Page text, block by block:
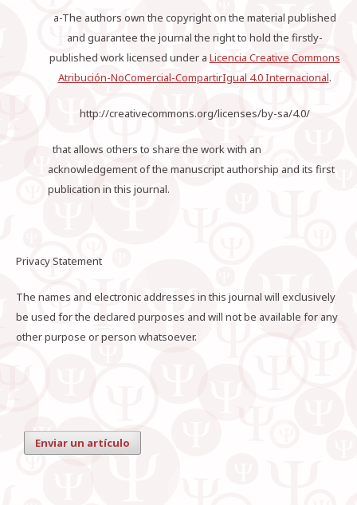
a-The authors own the copyright on the material published
and guarantee the journal the right to hold the firstly-
published work licensed under a Licencia Creative Commons
Atribución-NoComercial-CompartirIgual 4.0 Internacional.
http://creativecommons.org/licenses/by-sa/4.0/
that allows others to share the work with an
acknowledgement of the manuscript authorship and its first
publication in this journal.
Privacy Statement
The names and electronic addresses in this journal will exclusively
be used for the declared purposes and will not be available for any
other purpose or person whatsoever.
Enviar un artículo